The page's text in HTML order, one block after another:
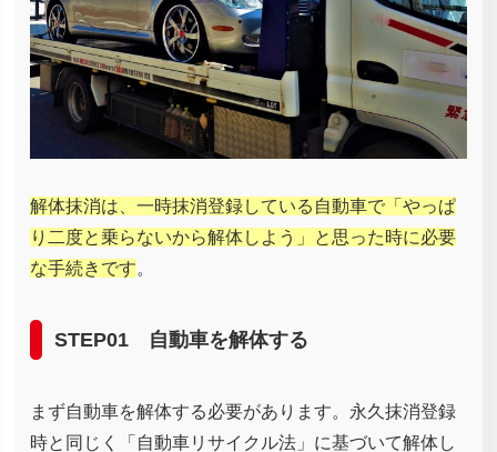
解体抹消は、一時抹消登録している自動車で「やっぱ
り二度と乗らないから解体しよう」と思った時に必要
な手続きです。
STEP01 自動車を解体する
まず自動車を解体する必要があります。永久抹消登録
時と同じく「自動車リサイクル法」に基づいて解体し